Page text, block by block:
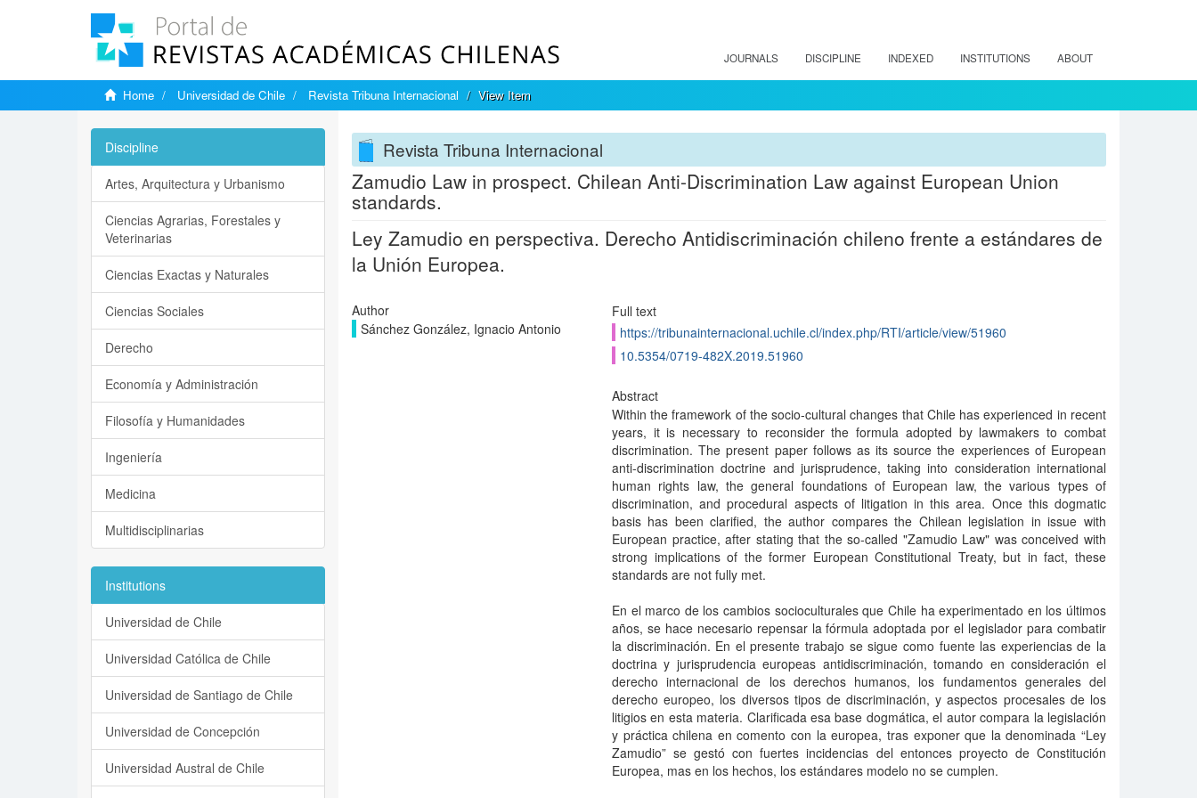
JOURNALS DISCIPLINE INDEXED INSTITUTIONS ABOUT
Home Universidad de Chile Revista Tribuna Internacional View Item
Revista Tribuna Internacional
Zamudio Law in prospect. Chilean Anti-Discrimination Law against European Union
standards.
Ley Zamudio en perspectiva. Derecho Antidiscriminación chileno frente a estándares de
la Unión Europea.
Author
Sánchez González, Ignacio Antonio
Full text
https://tribunainternacional.uchile.cl/index.php/RTI/article/view/51960
10.5354/0719-482X.2019.51960
Abstract
Within the framework of the socio-cultural changes that Chile has experienced in recent
years, it is necessary to reconsider the formula adopted by lawmakers to combat
discrimination. The present paper follows as its source the experiences of European
anti-discrimination doctrine and jurisprudence, taking into consideration international
human rights law, the general foundations of European law, the various types of
discrimination, and procedural aspects of litigation in this area. Once this dogmatic
basis has been clarified, the author compares the Chilean legislation in issue with
European practice, after stating that the so-called "Zamudio Law" was conceived with
strong implications of the former European Constitutional Treaty, but in fact, these
standards are not fully met.
En el marco de los cambios socioculturales que Chile ha experimentado en los últimos
años, se hace necesario repensar la fórmula adoptada por el legislador para combatir
la discriminación. En el presente trabajo se sigue como fuente las experiencias de la
doctrina y jurisprudencia europeas antidiscriminación, tomando en consideración el
derecho internacional de los derechos humanos, los fundamentos generales del
derecho europeo, los diversos tipos de discriminación, y aspectos procesales de los
litigios en esta materia. Clarificada esa base dogmática, el autor compara la legislación
y práctica chilena en comento con la europea, tras exponer que la denominada “Ley
Zamudio” se gestó con fuertes incidencias del entonces proyecto de Constitución
Europea, mas en los hechos, los estándares modelo no se cumplen.
Discipline
Artes, Arquitectura y Urbanismo
Ciencias Agrarias, Forestales y
Veterinarias
Ciencias Exactas y Naturales
Ciencias Sociales
Derecho
Economía y Administración
Filosofía y Humanidades
Ingeniería
Medicina
Multidisciplinarias
Institutions
Universidad de Chile
Universidad Católica de Chile
Universidad de Santiago de Chile
Universidad de Concepción
Universidad Austral de Chile